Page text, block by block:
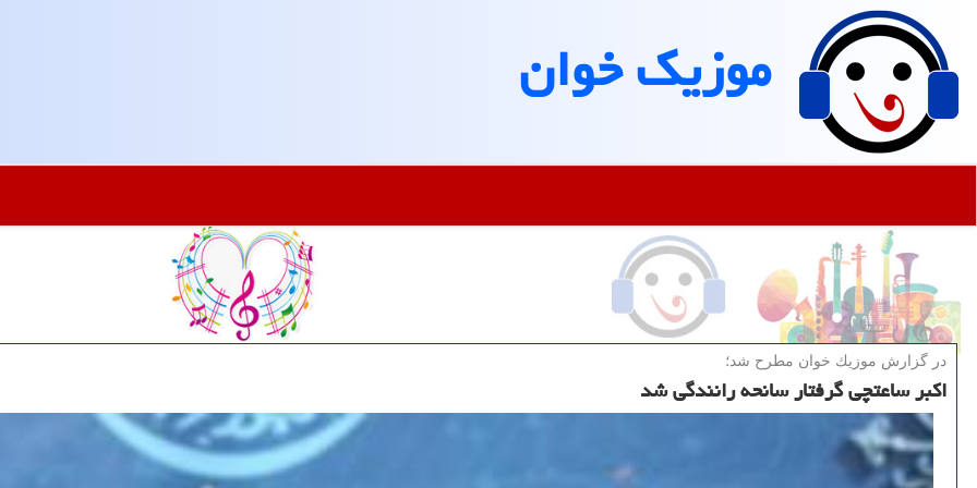
موزیك خوان
در گزارش موزیك خوان مطرح شد؛
اکبر ساعتچی گرفتار سانحه رانندگی شد